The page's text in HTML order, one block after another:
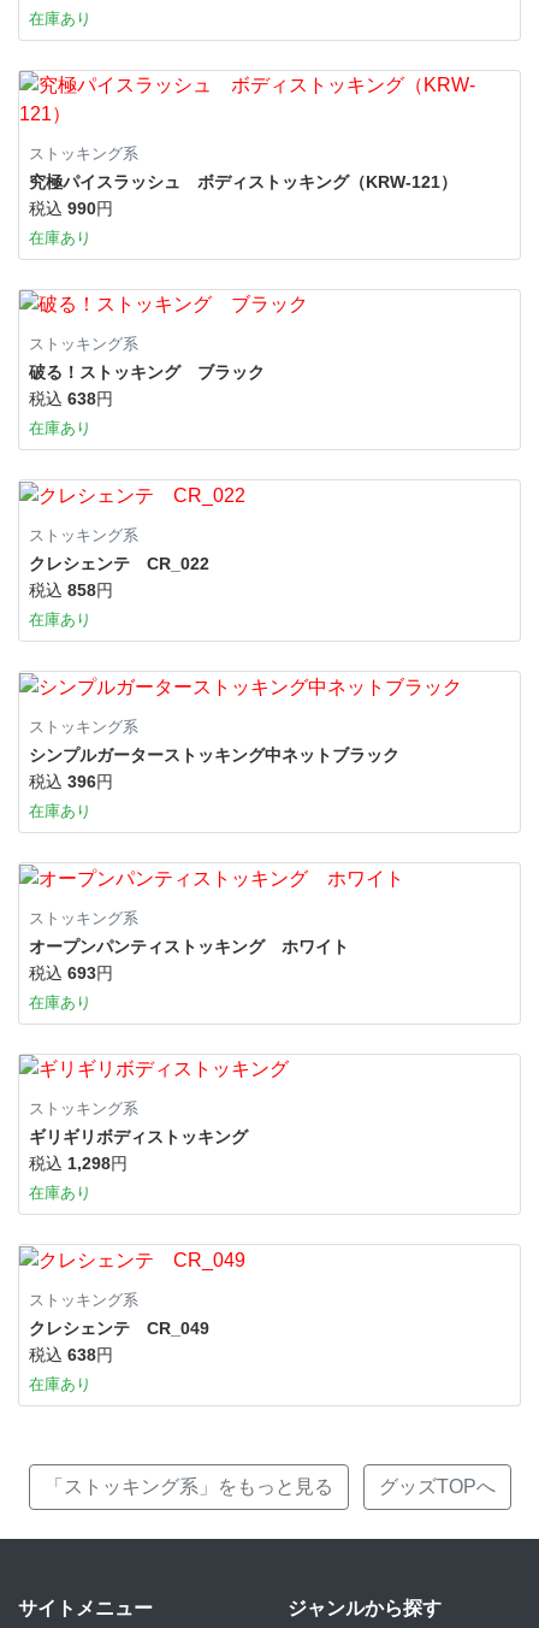
在庫あり
ストッキング系
究極パイスラッシュ ボディストッキング（KRW-121）
税込 990円
在庫あり
ストッキング系
破る！ストッキング ブラック
税込 638円
在庫あり
ストッキング系
クレシェンテ CR_022
税込 858円
在庫あり
ストッキング系
シンプルガーターストッキング中ネットブラック
税込 396円
在庫あり
ストッキング系
オープンパンティストッキング ホワイト
税込 693円
在庫あり
ストッキング系
ギリギリボディストッキング
税込 1,298円
在庫あり
ストッキング系
クレシェンテ CR_049
税込 638円
在庫あり
「ストッキング系」をもっと見る グッズTOPへ
サイトメニュー ジャンルから探す